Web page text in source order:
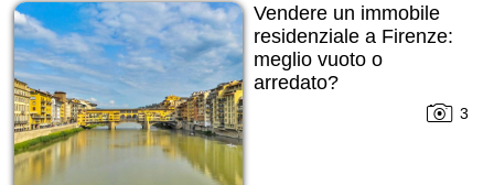
Vendere un immobile
residenziale a Firenze:
meglio vuoto o
arredato?
3